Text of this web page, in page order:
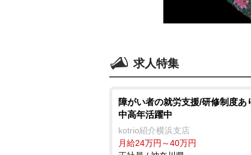
求人特集
障がい者の就労支援/研修制度あ
中高年活躍中
kotrio紹介横浜支店
月給24万円～40万円